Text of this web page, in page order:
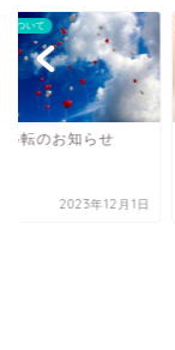
について
移転のお知らせ
2023年12月1日